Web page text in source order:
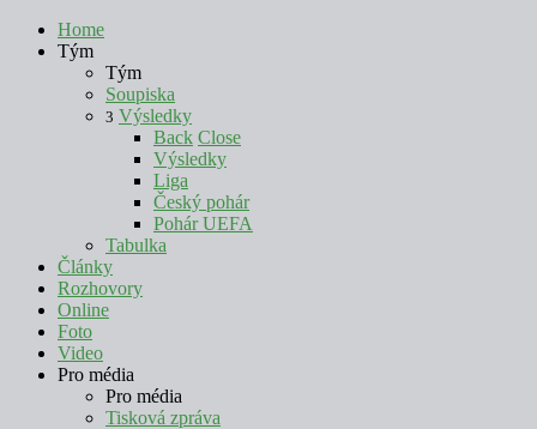
Home
Tým
Tým
Soupiska
3 Výsledky
Back Close
Výsledky
Liga
Český pohár
Pohár UEFA
Tabulka
Články
Rozhovory
Online
Foto
Video
Pro média
Pro média
Tisková zpráva